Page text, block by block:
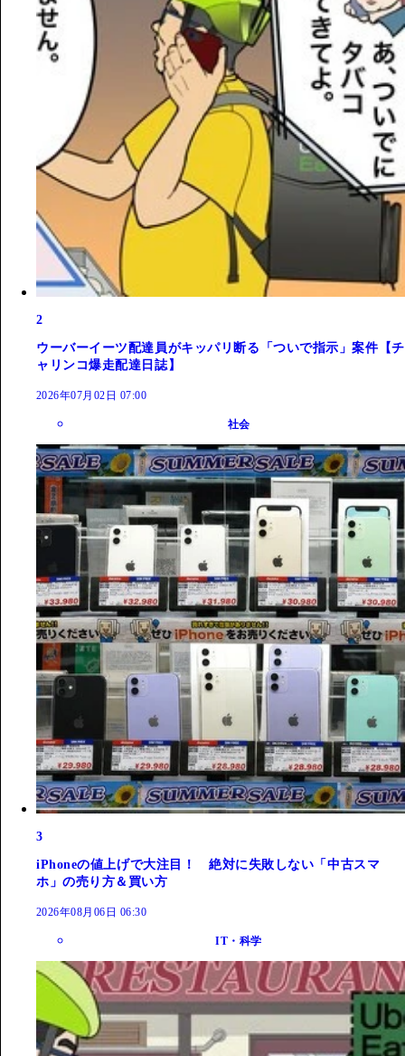
2
ウーバーイーツ配達員がキッパリ断る「ついで指示」案件【チ
ャリンコ爆走配達日誌】
2026年07月02日 07:00
社会
3
iPhoneの値上げで大注目！ 絶対に失敗しない「中古スマ
ホ」の売り方＆買い方
2026年08月06日 06:30
IT・科学